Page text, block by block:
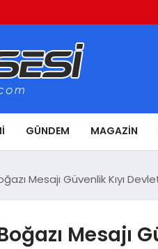
GÜNDEM MAGAZIN
Mesajı Güvenlik Kıyı
Mesajı